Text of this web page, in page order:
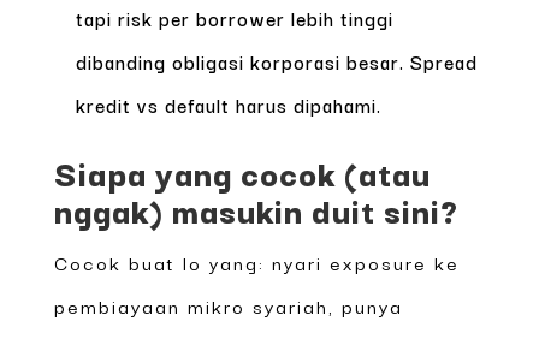
tapi risk per borrower lebih tinggi
dibanding obligasi korporasi besar. Spread
kredit vs default harus dipahami.
Siapa yang cocok (atau
nggak) masukin duit sini?
Cocok buat lo yang: nyari exposure ke
pembiayaan mikro syariah, punya